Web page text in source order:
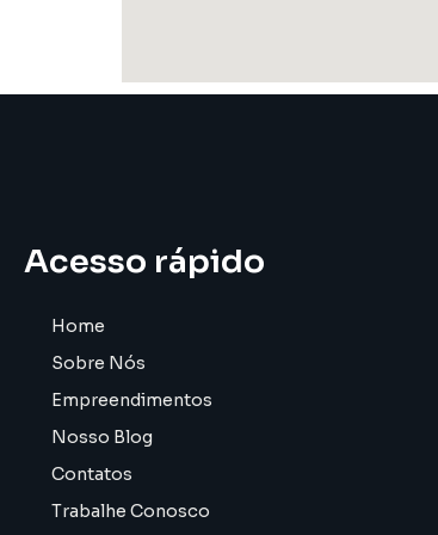
Acesso rápido
Home
Sobre Nós
Empreendimentos
Nosso Blog
Contatos
Trabalhe Conosco